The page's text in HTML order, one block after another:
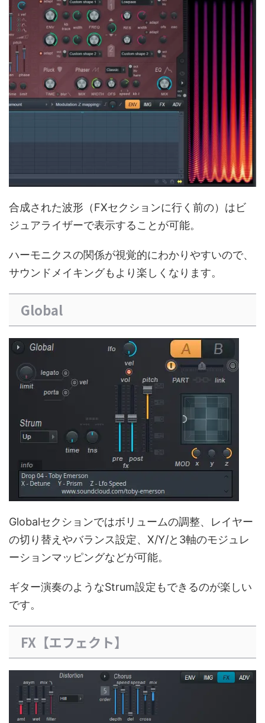
合成された波形（FXセクションに行く前の）はビ
ジュアライザーで表示することが可能。
ハーモニクスの関係が視覚的にわかりやすいので、
サウンドメイキングもより楽しくなります。
Global
Globalセクションではボリュームの調整、レイヤー
の切り替えやバランス設定、X/Y/と3軸のモジュレ
ーションマッピングなどが可能。
ギター演奏のようなStrum設定もできるのが楽しい
です。
FX【エフェクト】